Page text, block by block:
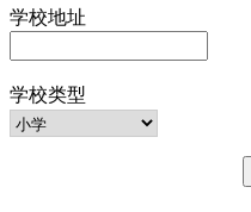
学校地址
学校类型